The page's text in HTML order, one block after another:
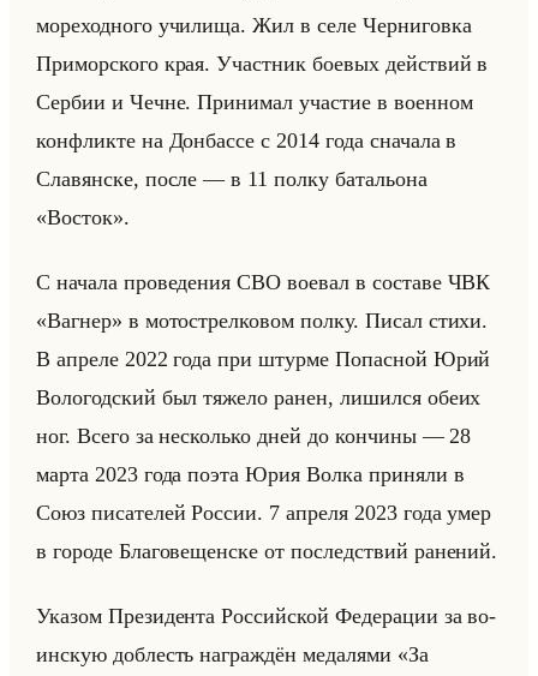
мо­ре­ход­но­го учи­ли­ща. Жил в селе Чер­ни­гов­ка
При­мор­ско­го края. Участ­ник бо­евых действий в
Сер­бии и Чечне. При­ни­мал уча­стие в во­ен­ном
кон­флик­те на Дон­бас­се с 2014 года сна­ча­ла в
Сла­вян­ске, после — в 11 полку ба­та­льо­на
«Восток».
С на­ча­ла про­ве­де­ния СВО во­евал в со­ста­ве ЧВК
«Вагнер» в мо­то­стрел­ко­вом полку. Писал стихи.
В ап­ре­ле 2022 года при штур­ме По­пас­ной Юрий
Во­ло­год­ский был тя­же­ло ранен, ли­шил­ся обеих
ног. Всего за несколько дней до кон­чи­ны — 28
марта 2023 года поэта Юрия Волка при­ня­ли в
Союз пи­са­те­лей Рос­сии. 7 ап­ре­ля 2023 года умер
в го­ро­де Бла­го­ве­щен­ске от по­след­ствий ра­не­ний.
Ука­зом Пре­зи­ден­та Рос­сийской Фе­де­ра­ции за во­
ин­скую доб­лесть на­граж­дён ме­да­ля­ми «За